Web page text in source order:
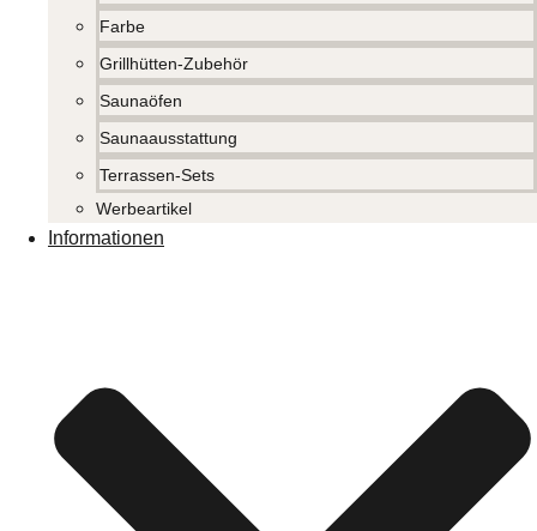
Farbe
Grillhütten-Zubehör
Saunaöfen
Saunaausstattung
Terrassen-Sets
Werbeartikel
Informationen